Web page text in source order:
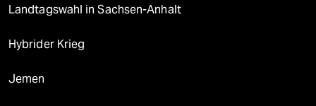
Landtagswahl in Sachsen-Anhalt
Hybrider Krieg
Jemen